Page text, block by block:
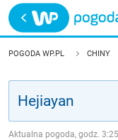
Trwa ładowanie
POLSKA
POGODA WP.PL CHINY
Aktualna pogoda, godz. 3:25